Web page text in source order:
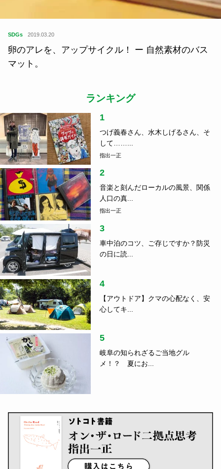
SDGs 2019.03.20
卵のアレを、アップサイクル！ ー 自然素材のバス
マット。
ランキング
して……...
指出一正
2
人口の真...
指出一正
4
【アウトドア】クマの心配なく、安
心してキ...